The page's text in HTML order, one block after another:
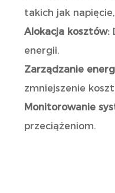
takich jak
Alokacja kosztów:
energii.
Zarządzanie
zmniejszenie
Monitorowanie
przeciążeniom.